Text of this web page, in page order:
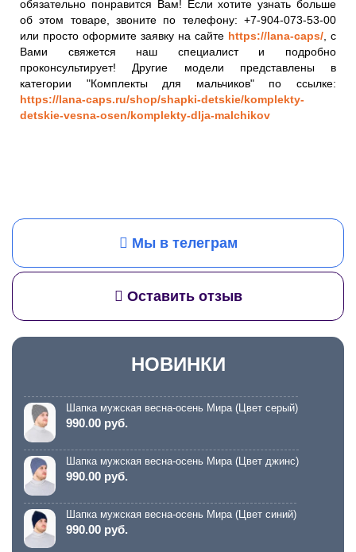
обязательно понравится Вам! Если хотите узнать больше
об этом товаре, звоните по телефону: +7-904-073-53-00
или просто оформите заявку на сайте https://lana-caps/, с
Вами свяжется наш специалист и подробно
проконсультирует! Другие модели представлены в
категории "Комплекты для мальчиков" по ссылке:
https://lana-caps.ru/shop/shapki-detskie/komplekty-
detskie-vesna-osen/komplekty-dlja-malchikov
Мы в телеграм
Оставить отзыв
НОВИНКИ
Шапка мужская весна-осень Мира (Цвет серый)
990.00 руб.
Шапка мужская весна-осень Мира (Цвет джинс)
990.00 руб.
Шапка мужская весна-осень Мира (Цвет синий)
990.00 руб.